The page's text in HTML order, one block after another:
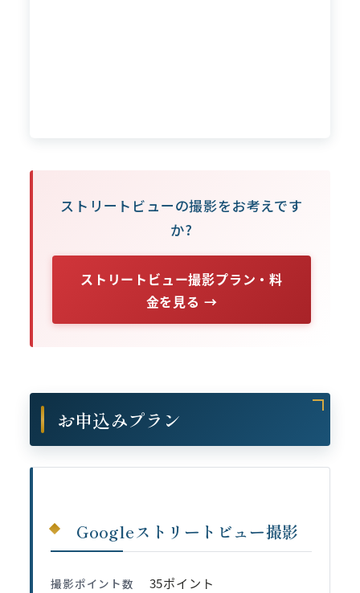
ストリートビューの撮影をお考えです
か?
ストリートビュー撮影プラン・料
金を見る →
お申込みプラン
Googleストリートビュー撮影
撮影ポイント数 35ポイント